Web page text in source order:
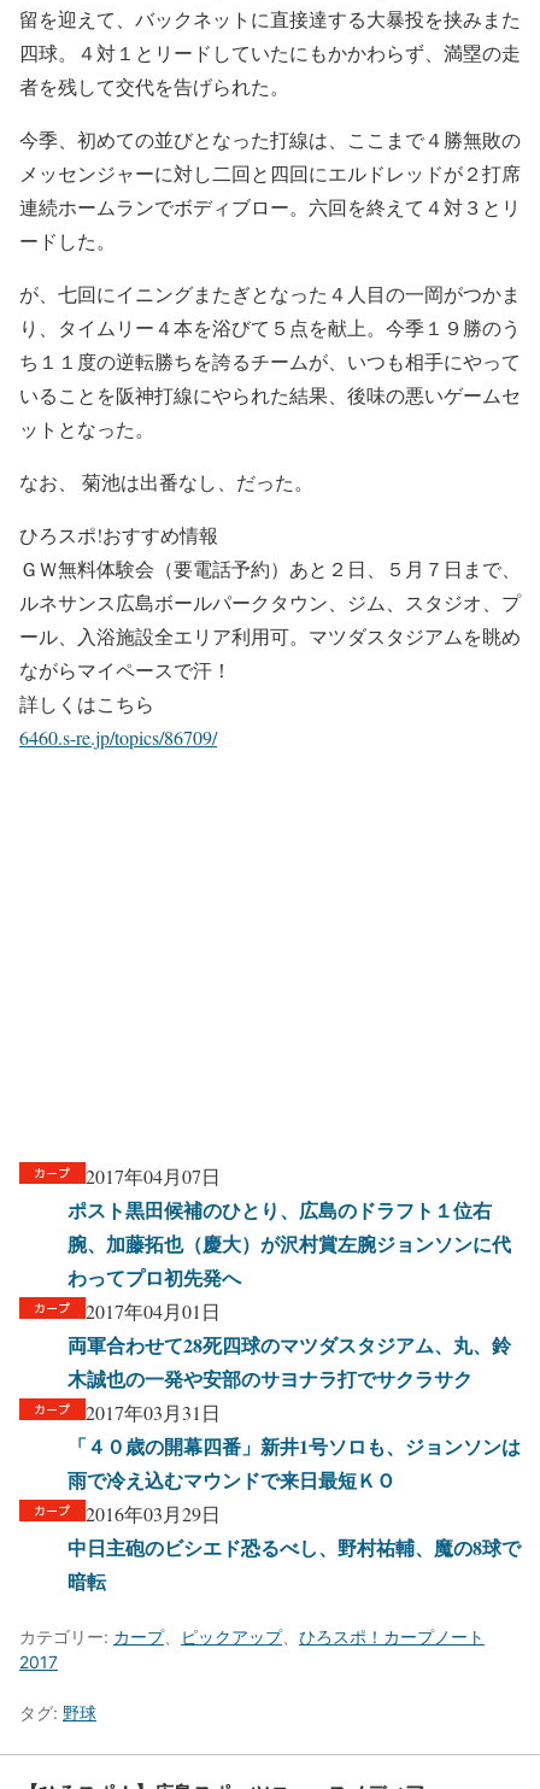
留を迎えて、バックネットに直接達する大暴投を挟みまた
四球。４対１とリードしていたにもかかわらず、満塁の走
者を残して交代を告げられた。
今季、初めての並びとなった打線は、ここまで４勝無敗の
メッセンジャーに対し二回と四回にエルドレッドが２打席
連続ホームランでボディブロー。六回を終えて４対３とリ
ードした。
が、七回にイニングまたぎとなった４人目の一岡がつかま
り、タイムリー４本を浴びて５点を献上。今季１９勝のう
ち１１度の逆転勝ちを誇るチームが、いつも相手にやって
いることを阪神打線にやられた結果、後味の悪いゲームセ
ットとなった。
なお、 菊池は出番なし、だった。
ひろスポ!おすすめ情報
ＧＷ無料体験会（要電話予約）あと２日、５月７日まで、
ルネサンス広島ボールパークタウン、ジム、スタジオ、プ
ール、入浴施設全エリア利用可。マツダスタジアムを眺め
ながらマイペースで汗！
詳しくはこちら
6460.s-re.jp/topics/86709/
2017年04月07日
ポスト黒田候補のひとり、広島のドラフト１位右
腕、加藤拓也（慶大）が沢村賞左腕ジョンソンに代
わってプロ初先発へ
2017年04月01日
両軍合わせて28死四球のマツダスタジアム、丸、鈴
木誠也の一発や安部のサヨナラ打でサクラサク
2017年03月31日
「４０歳の開幕四番」新井1号ソロも、ジョンソンは
雨で冷え込むマウンドで来日最短ＫＯ
2016年03月29日
中日主砲のビシエド恐るべし、野村祐輔、魔の8球で
暗転
カテゴリー: カープ、 ピックアップ、 ひろスポ！カープノート
2017
タグ: 野球